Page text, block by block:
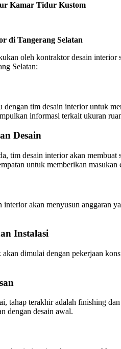
Kamar Tidur Kustom
di Tangerang Selatan
oleh kontraktor desain
Selatan:
dengan tim desain interior untuk
informasi terkait ukuran
Desain
tim desain interior akan
untuk memberikan masukan
interior akan menyusun anggaran
Instalasi
dimulai dengan pekerjaan
tahap terakhir adalah finishing
dengan desain awal.